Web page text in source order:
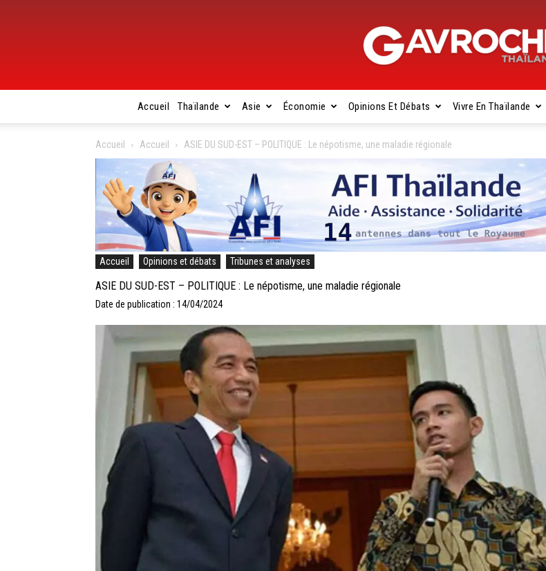
Gavroche
Thaïlande
Accueil Thaïlande Asie Économie Opinions Et Débats Vivre En Thaïlande
Accueil Accueil ASIE DU SUD-EST – POLITIQUE : Le népotisme, une maladie régionale
Accueil Opinions et débats Tribunes et analyses
ASIE DU SUD-EST – POLITIQUE : Le népotisme, une maladie régionale
Date de publication : 14/04/2024